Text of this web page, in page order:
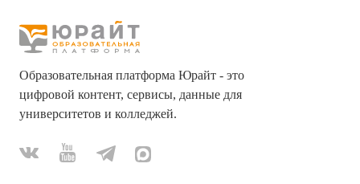
Образовательная платформа Юрайт - это
цифровой контент, сервисы, данные для
университетов и колледжей.